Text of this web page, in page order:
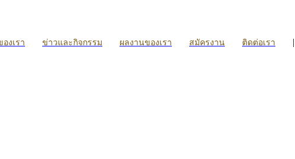
งเรา ข่าวและกิจกรรม ผลงานของเรา สมัครงาน ติดต่อเรา |